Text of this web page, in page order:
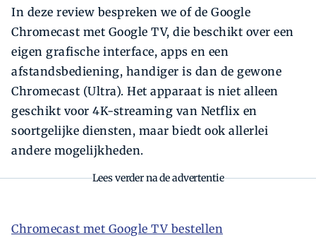
In deze review bespreken we of de Google
Chromecast met Google TV, die beschikt over een
eigen grafische interface, apps en een
afstandsbediening, handiger is dan de gewone
Chromecast (Ultra). Het apparaat is niet alleen
geschikt voor 4K-streaming van Netflix en
soortgelijke diensten, maar biedt ook allerlei
andere mogelijkheden.
Lees verder na de advertentie
Chromecast met Google TV bestellen